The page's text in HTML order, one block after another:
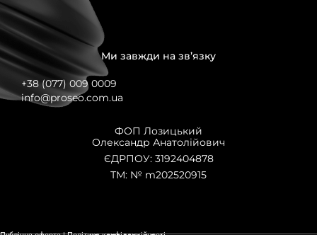
Ми завжди на зв’язку
+38 (077) 009 0009
info@proseo.com.ua
ФОП Лозицький
Олександр Анатолійович
ЄДРПОУ: 3192404878
ТМ: № m202520915